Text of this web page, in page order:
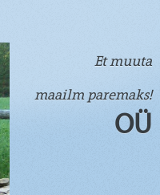
Et muuta
maailm paremaks!
OÜ